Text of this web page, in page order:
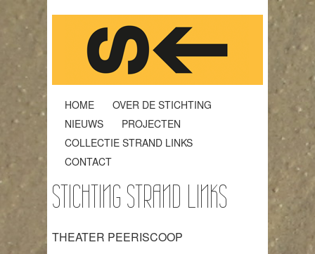
HOME
OVER DE STICHTING
NIEUWS
PROJECTEN
COLLECTIE STRAND LINKS
CONTACT
STICHTING STRAND LINKS
THEATER PEERISCOOP